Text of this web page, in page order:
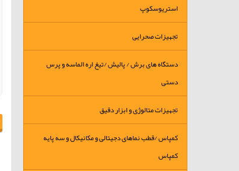
استریوسکوپ
تجهیزات صحرایی
دستگاه های برش / پالیش /تیغ اره الماسه و پرس
دستی
تجهیزات متالوژی و ابزار دقیق
کمپاس /قطب نماهای دجیتالی و مکانیکال و سه پایه
کمپاس